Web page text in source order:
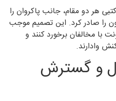
هر دو مقام، جانب پاکروان را
را صادر کرد. این تصمیم موجب
با مخالفان برخورد کنند و
وادارند.
و گسترش